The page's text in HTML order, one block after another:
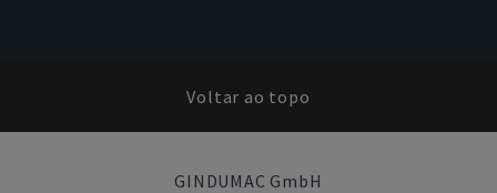
Voltar ao topo
GINDUMAC GmbH